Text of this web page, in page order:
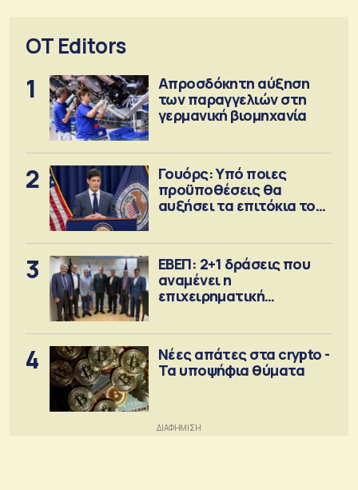
OT Editors
1
Απροσδόκητη αύξηση
των παραγγελιών στη
γερμανική βιομηχανία
2
Γουόρς: Υπό ποιες
προϋποθέσεις θα
αυξήσει τα επιτόκια τον
3
ΕΒΕΠ: 2+1 δράσεις που
αναμένει η
επιχειρηματική
4
Νέες απάτες στα crypto -
Τα υποψήφια θύματα